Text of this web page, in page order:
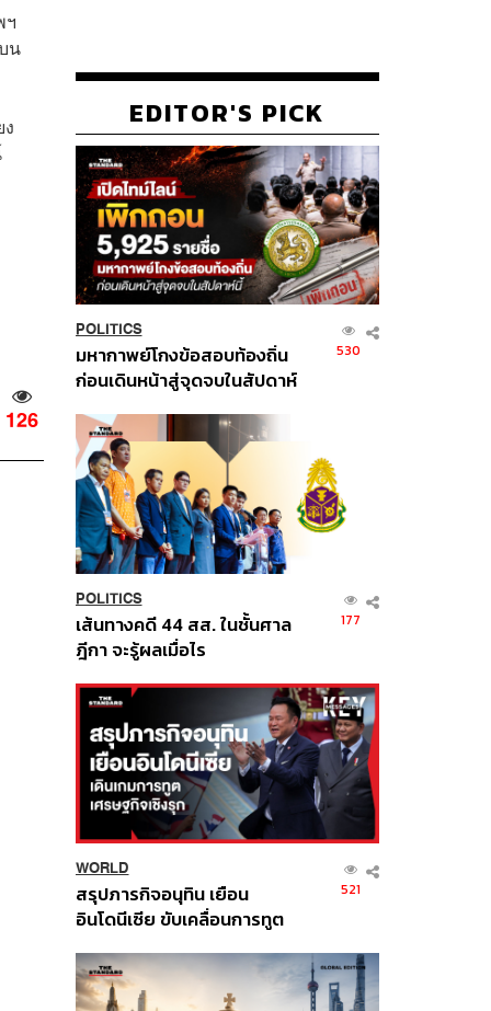
ฯ
น
126
EDITOR'S PICK
POLITICS
มหากาพย์โกงข้อสอบท้องถิ่น
ก่อนเดินหน้าสู่จุดจบในสัปดาห์
530
POLITICS
เส้นทางคดี 44 สส. ในชั้นศาล
ฎีกา จะรู้ผลเมื่อไร
177
WORLD
สรุปภารกิจอนุทิน เยือน
อินโดนีเซีย ขับเคลื่อนการทูต
ส่วนยุทธศาสตร์ไทย –
อินโดนีเซีย
521